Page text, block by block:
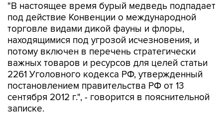
"В настоящее время бурый медведь подпадает
под действие Конвенции о международной
торговле видами дикой фауны и флоры,
находящимися под угрозой исчезновения, и
потому включен в перечень стратегически
важных товаров и ресурсов для целей статьи
2261 Уголовного кодекса РФ, утвержденный
постановлением правительства РФ от 13
сентября 2012 г.", - говорится в пояснительной
записке.